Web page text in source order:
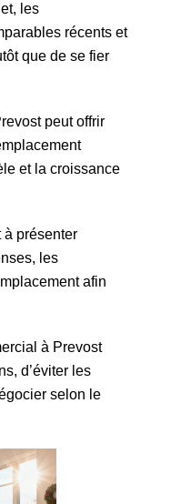
les
récents et
que de se fier
peut offrir
et la croissance
à présenter
les
afin
à Prevost
d’éviter les
selon le